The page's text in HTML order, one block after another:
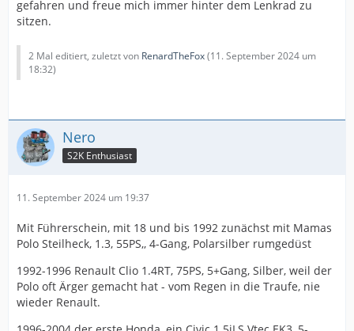
gefahren und freue mich immer hinter dem Lenkrad zu
sitzen.
2 Mal editiert, zuletzt von RenardTheFox(11. September 2024 um
18:32)
Nero
S2K Enthusiast
11. September 2024 um 19:37
Mit Führerschein, mit 18 und bis 1992 zunächst mit Mamas
Polo Steilheck, 1.3, 55PS,, 4-Gang, Polarsilber rumgedüst
1992-1996 Renault Clio 1.4RT, 75PS, 5+Gang, Silber, weil der
Polo oft Ärger gemacht hat - vom Regen in die Traufe, nie
wieder Renault.